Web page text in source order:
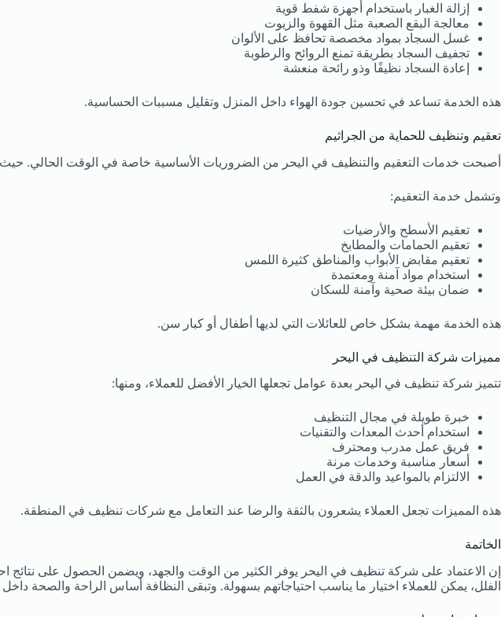
إزالة الغبار باستخدام أجهزة شفط قوية
معالجة البقع الصعبة مثل القهوة والزيوت
غسل السجاد بمواد مخصصة تحافظ على الألوان
تجفيف السجاد بطريقة تمنع الروائح والرطوبة
إعادة السجاد نظيفًا وذو رائحة منعشة
هذه الخدمة تساعد في تحسين جودة الهواء داخل المنزل وتقليل مسببات الحساسية.
تعقيم وتنظيف للحماية من الجراثيم
أصبحت خدمات التعقيم والتنظيف في اليحر من الضروريات الأساسية خاصة في الوقت الحالي.
وتشمل خدمة التعقيم:
تعقيم الأسطح والأرضيات
تعقيم الحمامات والمطابخ
تعقيم مقابض الأبواب والمناطق كثيرة اللمس
استخدام مواد آمنة ومعتمدة
ضمان بيئة صحية وآمنة للسكان
هذه الخدمة مهمة بشكل خاص للعائلات التي لديها أطفال أو كبار سن.
مميزات شركة التنظيف في اليحر
تتميز شركة تنظيف في اليحر بعدة عوامل تجعلها الخيار الأفضل للعملاء، ومنها:
خبرة طويلة في مجال التنظيف
استخدام أحدث المعدات والتقنيات
فريق عمل مدرب ومحترف
أسعار مناسبة وخدمات مرنة
الالتزام بالمواعيد والدقة في العمل
هذه المميزات تجعل العملاء يشعرون بالثقة والرضا عند التعامل مع شركات تنظيف في المنطقة.
الخاتمة
إن الاعتماد على شركة تنظيف في اليحر يوفر الكثير من الوقت والجهد، ويضمن الحصول على
الفلل، يمكن للعملاء اختيار ما يناسب احتياجاتهم بسهولة. وتبقى النظافة أساس الراحة والصحة